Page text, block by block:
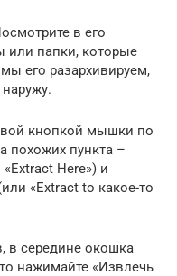
в его
или папки, которые
его разархивируем,
кнопкой мышки по
похожих пункта –
Here») и
«Extract to какое-то
в середине окошка
нажимайте «Извлечь